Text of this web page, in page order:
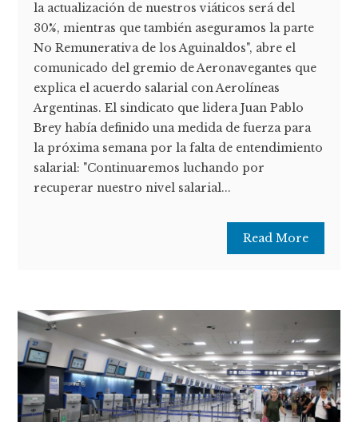
la actualización de nuestros viáticos será del
30%, mientras que también aseguramos la parte
No Remunerativa de los Aguinaldos", abre el
comunicado del gremio de Aeronavegantes que
explica el acuerdo salarial con Aerolíneas
Argentinas. El sindicato que lidera Juan Pablo
Brey había definido una medida de fuerza para
la próxima semana por la falta de entendimiento
salarial: "Continuaremos luchando por
recuperar nuestro nivel salarial...
Read More